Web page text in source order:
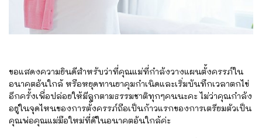
ขอแสดงความยินดีสำหรับว่าที่คุณแม่ที่กำลังวางแผนตั้งครรภ์ใน
อนาคตอันใกล้ หรือหยุดทานยาคุมกำเนิดและเริ่มบันทึกเวลาตกไข่
อีกครั้งเพื่อปล่อยให้มีลูกตามธรรมชาติทุกๆคนนะคะ ไม่ว่าคุณกำลัง
อยู่ในจุดไหนของการตั้งครรภ์ถือเป็นก้าวแรกของการเตรียมตัวเป็น
คุณพ่อคุณแม่มือใหม่ที่ดีในอนาคตอันใกล้ค่ะ